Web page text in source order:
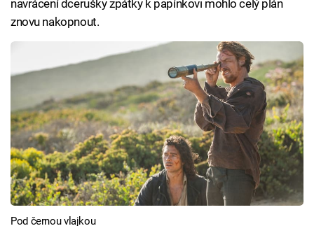
navrácení dcerušky zpátky k papínkovi mohlo celý plán
znovu nakopnout.
Pod černou vlajkou